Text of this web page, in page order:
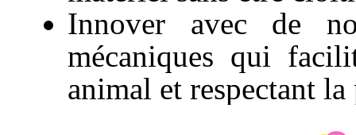
Innover avec de
mécaniques qui
animal et respectant la